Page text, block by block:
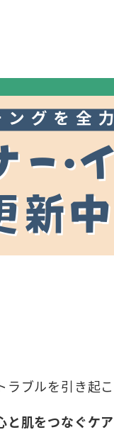
ラブルを引き起
と肌をつなぐケア